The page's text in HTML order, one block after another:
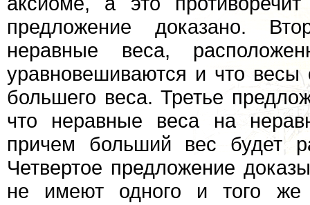
предложение доказано.
неравные веса,
уравновешиваются и что весы
большего веса. Третье
что неравные веса на
причем больший вес будет
Четвертое предложение
не имеют одного и того же